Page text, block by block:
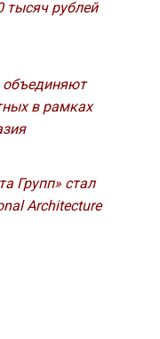
тысяч рублей
в рамках
Групп» стал
Architecture